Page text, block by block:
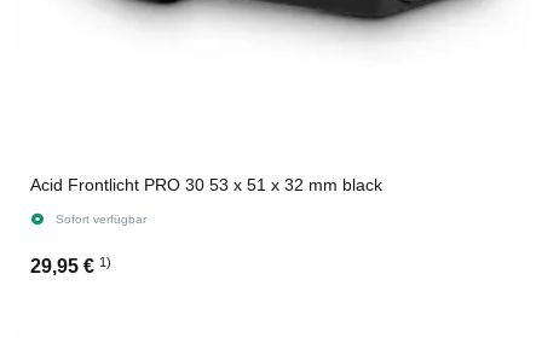
Acid Frontlicht PRO 30 53 x 51 x 32 mm black
Sofort verfügbar
29,95 € 1)